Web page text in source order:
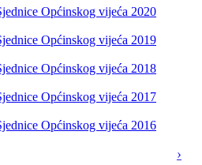
Općinskog vijeća 2020
Općinskog vijeća 2019
Općinskog vijeća 2018
Općinskog vijeća 2017
Općinskog vijeća 2016